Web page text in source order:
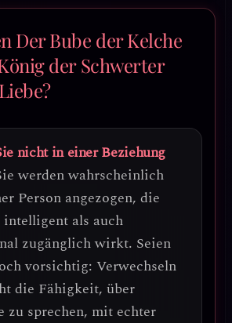
Der Bube der Kelche
der Schwerter
nicht in einer Beziehung
werden wahrscheinlich
Person angezogen, die
intelligent als auch
zugänglich wirkt. Seien
vorsichtig: Verwechseln
die Fähigkeit, über
zu sprechen, mit echter